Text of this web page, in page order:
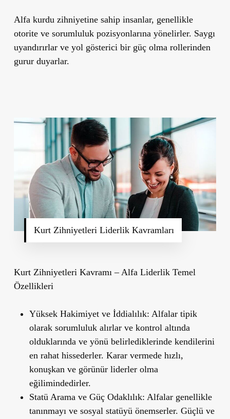
Alfa kurdu zihniyetine sahip insanlar, genellikle
otorite ve sorumluluk pozisyonlarına yönelirler. Saygı
uyandırırlar ve yol gösterici bir güç olma rollerinden
gurur duyarlar.
Kurt Zihniyetleri Liderlik Kavramları
Kurt Zihniyetleri Kavramı – Alfa Liderlik Temel
Özellikleri
Yüksek Hakimiyet ve İddialılık: Alfalar tipik
olarak sorumluluk alırlar ve kontrol altında
olduklarında ve yönü belirlediklerinde kendilerini
en rahat hissederler. Karar vermede hızlı,
konuşkan ve görünür liderler olma
eğilimindedirler.
Statü Arama ve Güç Odaklılık: Alfalar genellikle
tanınmayı ve sosyal statüyü önemserler. Güçlü ve